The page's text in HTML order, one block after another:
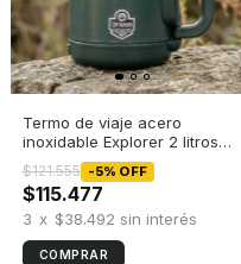
Termo de viaje acero
inoxidable Explorer 2 litros
Verde
$115.477
-5% OFF
$121.555
3 x $38.492 sin interés